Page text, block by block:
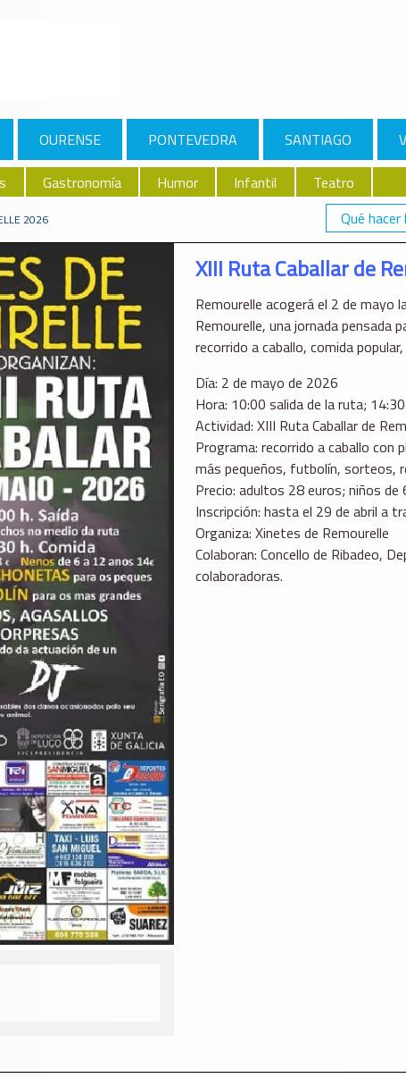
OURENSE PONTEVEDRA SANTIAGO
Gastronomía Humor Infantil
Teatro
Qué hacer
2026
XIII Ruta Caballar de
Remourelle acogerá el 2 de mayo
Remourelle, una jornada pensada
recorrido a caballo, comida
Día: 2 de mayo de 2026
Hora: 10:00 salida de la ruta;
Actividad: XIII Ruta Caballar de
Programa: recorrido a caballo con
más pequeños, futbolín, sorteos,
Precio: adultos 28 euros; niños
Inscripción: hasta el 29 de abril a
Organiza: Xinetes de Remourelle
Colaboran: Concello de Ribadeo,
colaboradoras.